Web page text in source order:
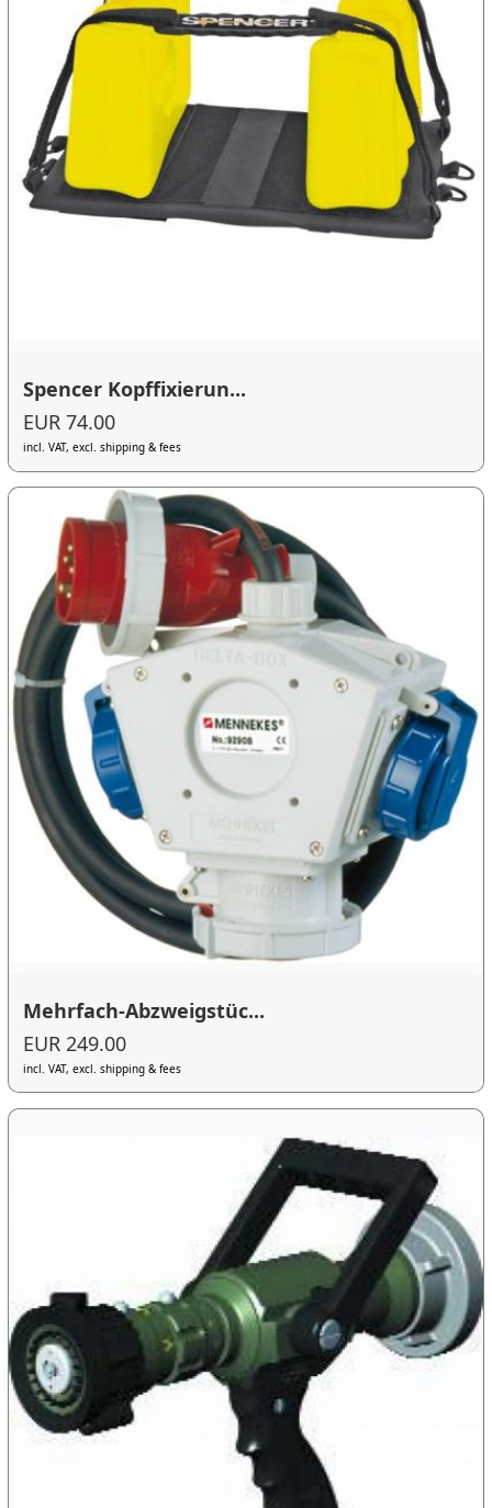
Spencer Kopffixierun...
EUR 74.00
incl. VAT, excl. shipping & fees
Mehrfach-Abzweigstüc...
EUR 249.00
incl. VAT, excl. shipping & fees